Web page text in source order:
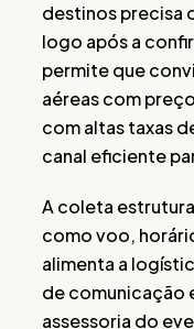
destinos precisa
logo após a
permite que
aéreas com
com altas taxas
canal eficiente
A coleta
como voo,
alimenta a
de comunicação
assessoria do